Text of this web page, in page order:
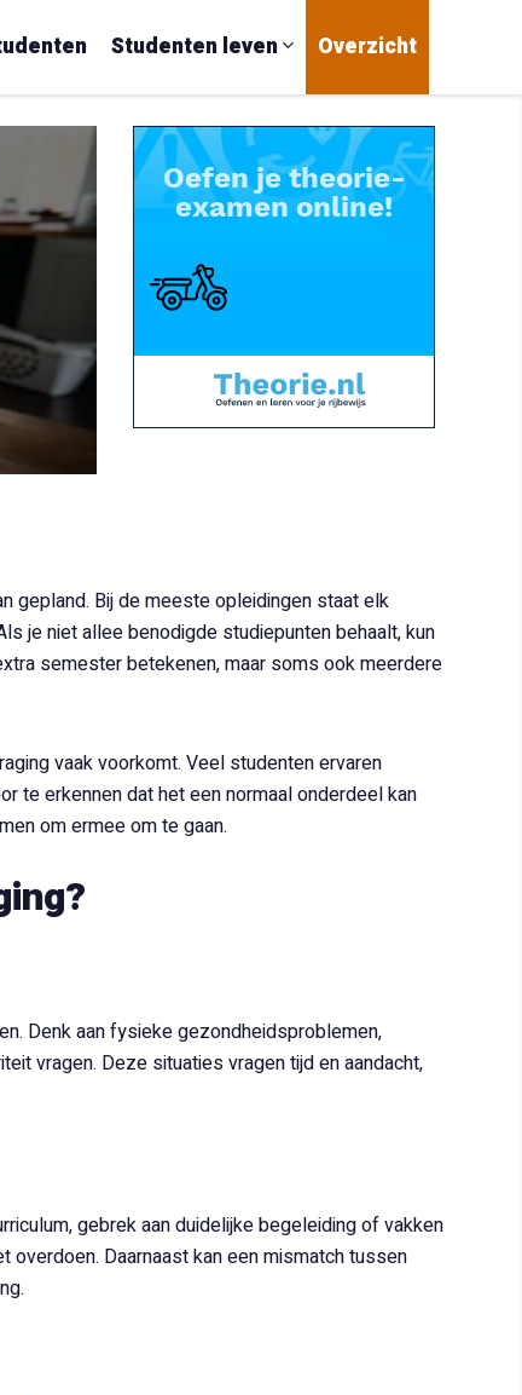
Studenten leven Overzicht
gepland. Bij de meeste opleidingen staat elk
je niet allee benodigde studiepunten behaalt, kun
semester betekenen, maar soms ook meerdere
vaak voorkomt. Veel studenten ervaren
te erkennen dat het een normaal onderdeel kan
om ermee om te gaan.
Denk aan fysieke gezondheidsproblemen,
vragen. Deze situaties vragen tijd en aandacht,
gebrek aan duidelijke begeleiding of vakken
overdoen. Daarnaast kan een mismatch tussen